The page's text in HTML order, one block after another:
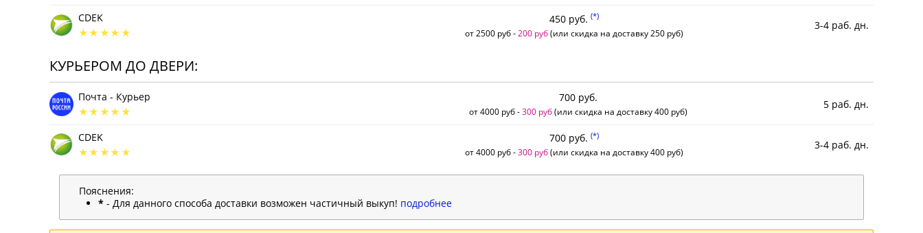
CDEK 450 руб. (*)
от 2500 руб - 200 руб(или скидка на доставку 250 руб)
3-4 раб. дн.
КУРЬЕРОМ ДО ДВЕРИ:
Почта - Курьер 700 руб.
от 4000 руб -300 руб(или скидка на доставку 400 руб)
5 раб. дн.
CDEK 700 руб. (*)
от 4000 руб -300 руб(или скидка на доставку 400 руб)
3-4 раб. дн.
Пояснения:
* - Для данного способа доставки возможен частичный выкуп! подробнее